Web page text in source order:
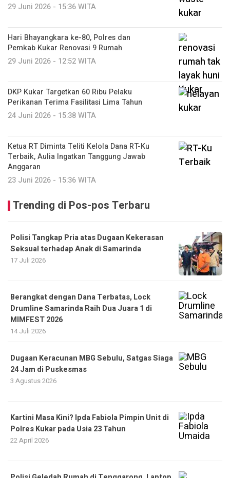
29 Juni 2026 - 15:36 WITA
Hari Bhayangkara ke-80, Polres dan
Pemkab Kukar Renovasi 9 Rumah
29 Juni 2026 - 12:52 WITA
DKP Kukar Targetkan 60 Ribu Pelaku
Perikanan Terima Fasilitasi Lima Tahun
24 Juni 2026 - 15:38 WITA
Ketua RT Diminta Teliti Kelola Dana RT-Ku
Terbaik, Aulia Ingatkan Tanggung Jawab
Anggaran
23 Juni 2026 - 15:36 WITA
Trending di Pos-pos Terbaru
Polisi Tangkap Pria atas Dugaan Kekerasan
Seksual terhadap Anak di Samarinda
17 Juli 2026
Berangkat dengan Dana Terbatas, Lock
Drumline Samarinda Raih Dua Juara 1 di
MIMFEST 2026
14 Juli 2026
Dugaan Keracunan MBG Sebulu, Satgas Siaga
24 Jam di Puskesmas
3 Agustus 2026
Kartini Masa Kini? Ipda Fabiola Pimpin Unit di
Polres Kukar pada Usia 23 Tahun
22 April 2026